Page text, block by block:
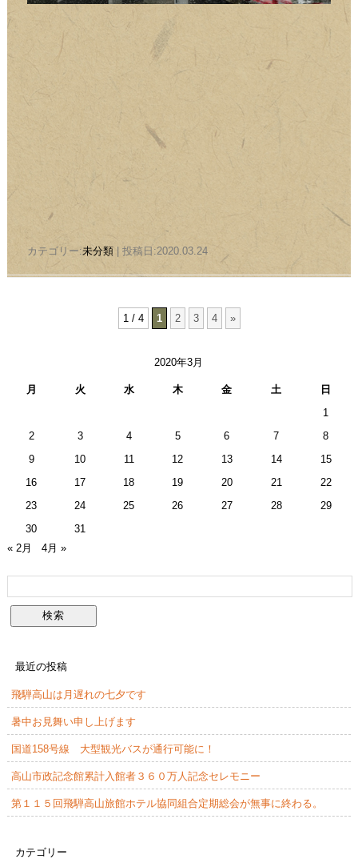
カテゴリー:未分類| 投稿日:2020.03.24
1 / 4 1 2 3 4 »
2020年3月
月 火 水 木 金 土
日
1
2
3 4 5 6 7
8
9
10 11 12 13 14
15
16
17 18 19 20 21
22
23
24 25 26 27 28
29
30
31
« 2月
4月 »
最近の投稿
飛騨高山は月遅れの七夕です
暑中お見舞い申し上げます
国道158号線 大型観光バスが通行可能に！
高山市政記念館累計入館者３６０万人記念セレモニー
第１１５回飛騨高山旅館ホテル協同組合定期総会が無事に終わる。
カテゴリー